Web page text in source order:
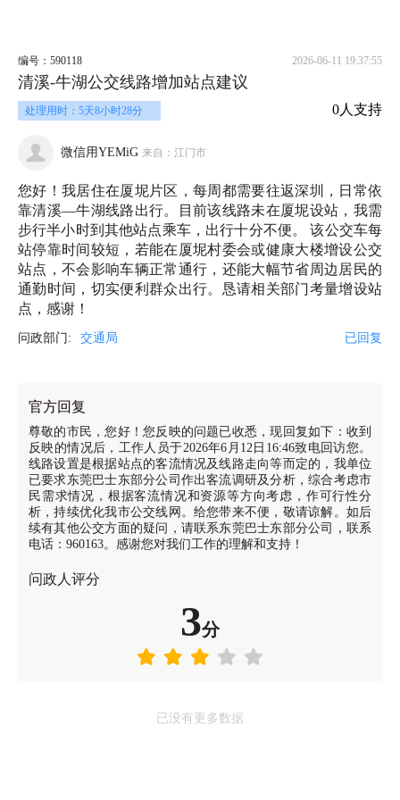
编号：590118 2026-06-11 19:37:55
清溪-牛湖公交线路增加站点建议
处理用时：5天8小时28分 0人支持
微信用YEMiG 来自：江门市
您好！我居住在厦坭片区，每周都需要往返深圳，日常依
靠清溪—牛湖线路出行。目前该线路未在厦坭设站，我需
步行半小时到其他站点乘车，出行十分不便。 该公交车每
站停靠时间较短，若能在厦坭村委会或健康大楼增设公交
站点，不会影响车辆正常通行，还能大幅节省周边居民的
通勤时间，切实便利群众出行。恳请相关部门考量增设站
点，感谢！
问政部门: 交通局 已回复
官方回复
尊敬的市民，您好！您反映的问题已收悉，现回复如下：收到
反映的情况后，工作人员于2026年6月12日16:46致电回访您。
线路设置是根据站点的客流情况及线路走向等而定的，我单位
已要求东莞巴士东部分公司作出客流调研及分析，综合考虑市
民需求情况，根据客流情况和资源等方向考虑，作可行性分
析，持续优化我市公交线网。给您带来不便，敬请谅解。如后
续有其他公交方面的疑问，请联系东莞巴士东部分公司，联系
电话：960163。感谢您对我们工作的理解和支持！
问政人评分
3分
已没有更多数据